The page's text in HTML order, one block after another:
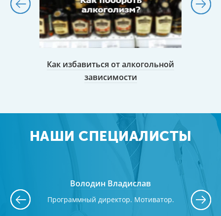
Как избавиться от алкогольной
зависимости
НАШИ СПЕЦИАЛИСТЫ
№2.
Володин Владислав
Программный директор. Мотиватор.